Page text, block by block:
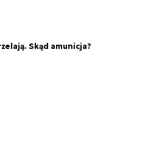
Skąd amunicja?